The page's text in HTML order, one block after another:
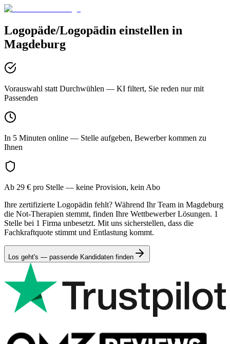
Logopäde/Logopädin einstellen in
Magdeburg
Vorauswahl statt Durchwühlen — KI filtert, Sie reden nur mit
Passenden
In 5 Minuten online — Stelle aufgeben, Bewerber kommen zu
Ihnen
Ab 29 € pro Stelle — keine Provision, kein Abo
Ihre zertifizierte Logopädin fehlt? Während Ihr Team in Magdeburg
die Not-Therapien stemmt, finden Ihre Wettbewerber Lösungen. 1
Stelle bei 1 Firma unbesetzt. Mit uns sicherstellen, dass die
Fachkraftquote stimmt und Entlastung kommt.
Los geht's — passende Kandidaten finden